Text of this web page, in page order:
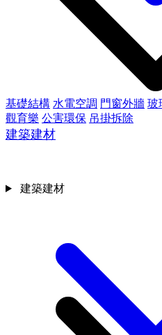
基礎結構 水電空調 門窗外牆 玻
觀育樂 公害環保 吊掛拆除
建築建材
建築建材